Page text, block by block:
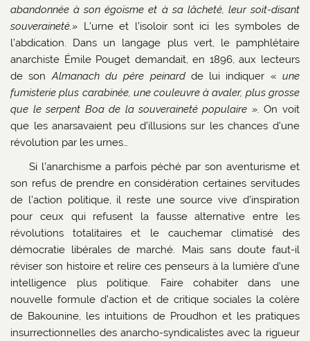
abandonnée à son égoïsme et à sa lâcheté, leur soit-disant
souveraineté.» L’urne et l’isoloir sont ici les symboles de
l’abdication. Dans un langage plus vert, le pamphlétaire
anarchiste Émile Pouget demandait, en 1896, aux lecteurs
de son Almanach du père peinard de lui indiquer « une
fumisterie plus carabinée, une couleuvre à avaler, plus grosse
que le serpent Boa de la souveraineté populaire ».On voit
que les anarsavaient peu d’illusions sur les chances d’une
révolution par les urnes…
Si l’anarchisme a parfois péché par son aventurisme et
son refus de prendre en considération certaines servitudes
de l’action politique, il reste une source vive d’inspiration
pour ceux qui refusent la fausse alternative entre les
révolutions totalitaires et le cauchemar climatisé des
démocratie libérales de marché. Mais sans doute faut-il
réviser son histoire et relire ces penseurs à la lumière d’une
intelligence plus politique. Faire cohabiter dans une
nouvelle formule d’action et de critique sociales la colère
de Bakounine, les intuitions de Proudhon et les pratiques
insurrectionnelles des anarcho-syndicalistes avec la rigueur